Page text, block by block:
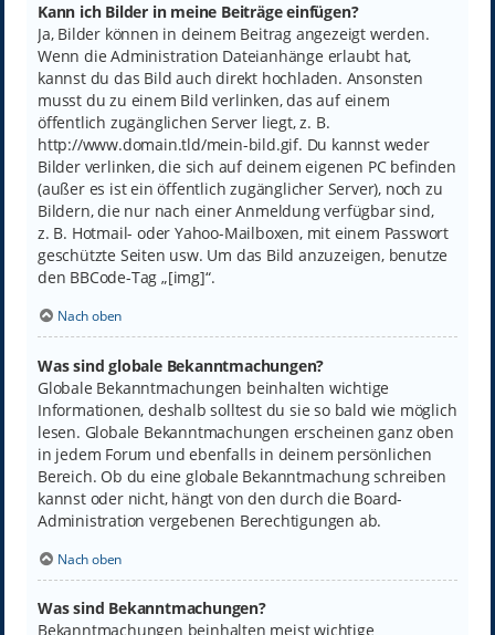
Kann ich Bilder in meine Beiträge einfügen?
Ja, Bilder können in deinem Beitrag angezeigt werden.
Wenn die Administration Dateianhänge erlaubt hat,
kannst du das Bild auch direkt hochladen. Ansonsten
musst du zu einem Bild verlinken, das auf einem
öffentlich zugänglichen Server liegt, z. B.
http://www.domain.tld/mein-bild.gif. Du kannst weder
Bilder verlinken, die sich auf deinem eigenen PC befinden
(außer es ist ein öffentlich zugänglicher Server), noch zu
Bildern, die nur nach einer Anmeldung verfügbar sind,
z. B. Hotmail- oder Yahoo-Mailboxen, mit einem Passwort
geschützte Seiten usw. Um das Bild anzuzeigen, benutze
den BBCode-Tag „[img]“.
Nach oben
Was sind globale Bekanntmachungen?
Globale Bekanntmachungen beinhalten wichtige
Informationen, deshalb solltest du sie so bald wie möglich
lesen. Globale Bekanntmachungen erscheinen ganz oben
in jedem Forum und ebenfalls in deinem persönlichen
Bereich. Ob du eine globale Bekanntmachung schreiben
kannst oder nicht, hängt von den durch die Board-
Administration vergebenen Berechtigungen ab.
Nach oben
Was sind Bekanntmachungen?
Bekanntmachungen beinhalten meist wichtige